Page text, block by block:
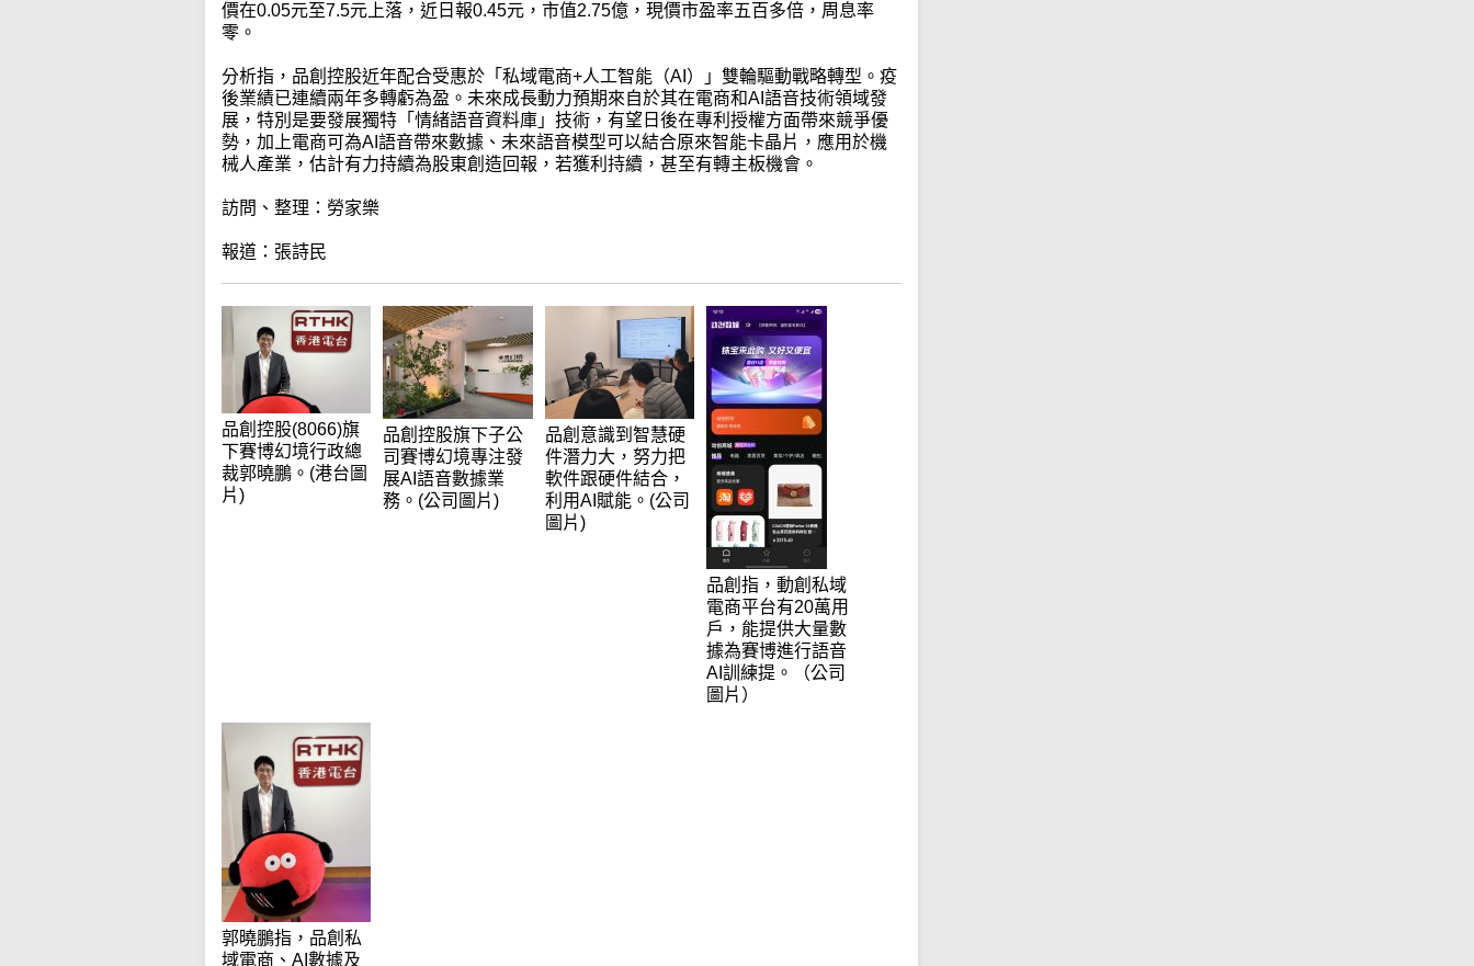
價在0.05元至7.5元上落，近日報0.45元，市值2.75億，現價市盈率五百多倍，周息率
零。
分析指，品創控股近年配合受惠於「私域電商+人工智能（AI）」雙輪驅動戰略轉型。疫
後業績已連續兩年多轉虧為盈。未來成長動力預期來自於其在電商和AI語音技術領域發
展，特別是要發展獨特「情緒語音資料庫」技術，有望日後在專利授權方面帶來競爭優
勢，加上電商可為AI語音帶來數據、未來語音模型可以結合原來智能卡晶片，應用於機
械人產業，估計有力持續為股東創造回報，若獲利持續，甚至有轉主板機會。
訪問、整理：勞家樂
報道：張詩民
品創控股(8066)旗
下賽博幻境行政總
裁郭曉鵬。(港台圖
片)
品創控股旗下子公
司賽博幻境專注發
展AI語音數據業
務。(公司圖片)
品創意識到智慧硬
件潛力大，努力把
軟件跟硬件結合，
利用AI賦能。(公司
圖片)
品創指，動創私域
電商平台有20萬用
戶，能提供大量數
據為賽博進行語音
AI訓練提。（公司
圖片）
郭曉鵬指，品創私
域電商、AI數據及